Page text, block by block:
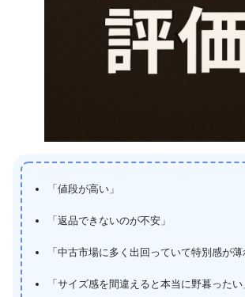
「値段が高い」
「返品できないのが不安」
「中古市場に多く出回っていて特別感が薄
「サイズ感を間違えると本当に野暮ったい